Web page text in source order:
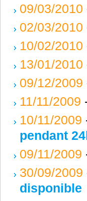
09/03/2010
02/03/2010
10/02/2010
13/01/2010
09/12/2009
11/11/2009
10/11/2009
pendant
09/11/2009
30/09/2009
disponible